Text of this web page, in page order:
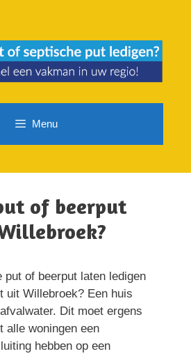
Menu
of beerput
of beerput laten ledigen
uit Willebroek? Een huis
Dit moet ergens
alle woningen een
hebben op een